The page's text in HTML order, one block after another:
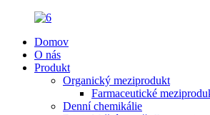
Domov
O nás
Produkt
Organický meziprodukt
Farmaceutické
Denní chemikálie